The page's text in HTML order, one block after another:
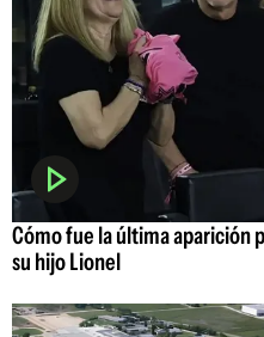
Cómo fue la última aparición
su hijo Lionel